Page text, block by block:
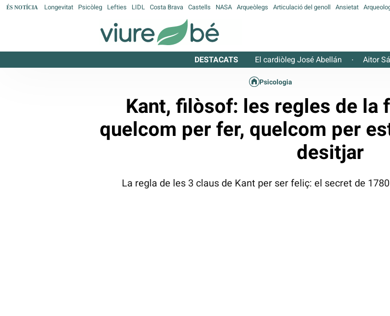
ÉS NOTÍCIA Longevitat Psicòleg Lefties LIDL Costa Brava Castells NASA Arqueòlegs Articulació del genoll Ansietat
DESTACATS El cardiòleg José Abellán · Aitor
Psicologia
Kant, filòsof: les regles de la
quelcom per fer, quelcom per
desitjar
La regla de les 3 claus de Kant per ser feliç: el secret de